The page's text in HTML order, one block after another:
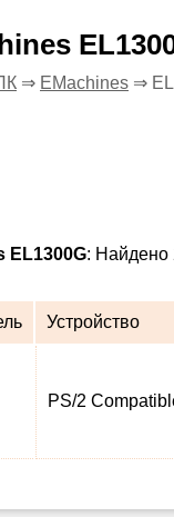
⇒ EMachines ⇒
EL1300G: Найдено
Устройство
PS/2